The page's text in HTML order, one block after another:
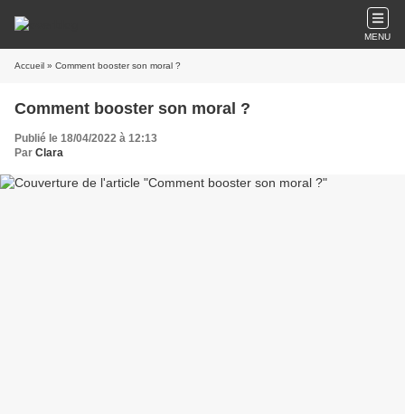
MENU
Accueil » Comment booster son moral ?
Comment booster son moral ?
Publié le 18/04/2022 à 12:13
Par Clara